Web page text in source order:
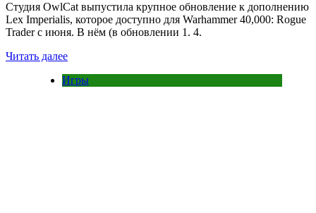
Студия OwlCat выпустила крупное обновление к дополнению
Lex Imperialis, которое доступно для Warhammer 40,000: Rogue
Trader с июня. В нём (в обновлении 1. 4.
Читать далее
Игры